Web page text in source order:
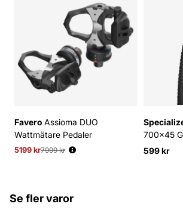
Favero Assioma DUO
Wattmätare Pedaler
5199 kr
Ordinarie pris:
7999 kr
700x45
599 kr
Se fler varor